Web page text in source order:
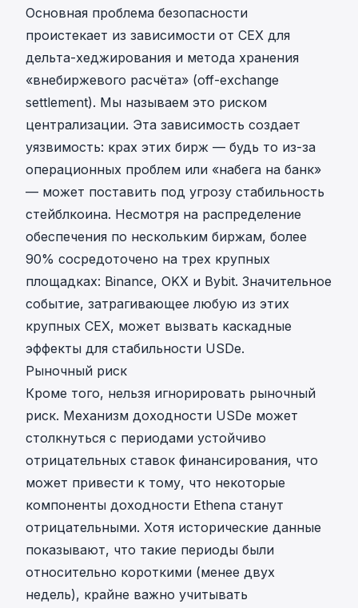
Основная проблема безопасности
проистекает из зависимости от CEX для
дельта-хеджирования и метода хранения
«внебиржевого расчёта» (off-exchange
settlement). Мы называем это риском
централизации. Эта зависимость создает
уязвимость: крах этих бирж — будь то из-за
операционных проблем или «набега на банк»
— может поставить под угрозу стабильность
стейблкоина. Несмотря на распределение
обеспечения по нескольким биржам, более
90% сосредоточено на трех крупных
площадках: Binance, OKX и Bybit. Значительное
событие, затрагивающее любую из этих
крупных CEX, может вызвать каскадные
эффекты для стабильности USDe.
Рыночный риск
Кроме того, нельзя игнорировать рыночный
риск. Механизм доходности USDe может
столкнуться с периодами устойчиво
отрицательных ставок финансирования, что
может привести к тому, что некоторые
компоненты доходности Ethena станут
отрицательными. Хотя исторические данные
показывают, что такие периоды были
относительно короткими (менее двух
недель), крайне важно учитывать